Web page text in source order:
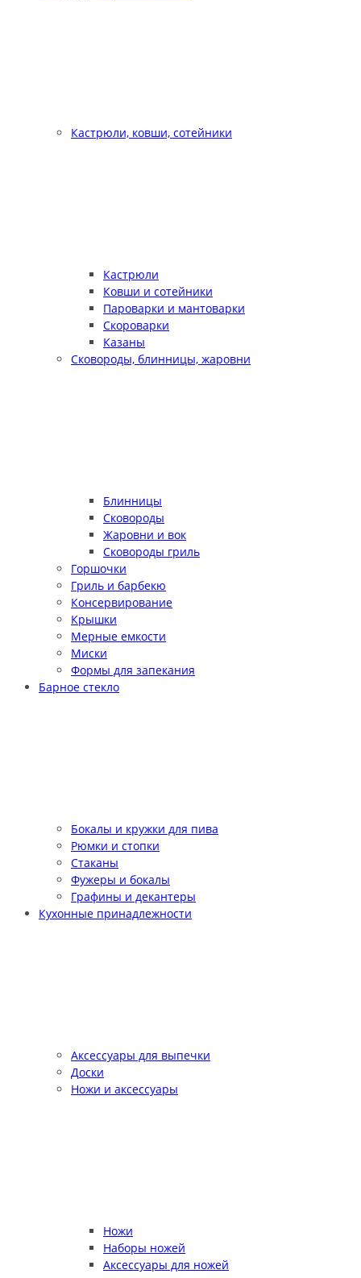
Кастрюли, ковши, сотейники
Кастрюли
Ковши и сотейники
Пароварки и мантоварки
Скороварки
Казаны
Сковороды, блинницы, жаровни
Блинницы
Сковороды
Жаровни и вок
Сковороды гриль
Горшочки
Гриль и барбекю
Консервирование
Крышки
Мерные емкости
Миски
Формы для запекания
Барное стекло
Бокалы и кружки для пива
Рюмки и стопки
Стаканы
Фужеры и бокалы
Графины и декантеры
Кухонные принадлежности
Аксессуары для выпечки
Доски
Ножи и аксессуары
Ножи
Наборы ножей
Аксессуары для ножей